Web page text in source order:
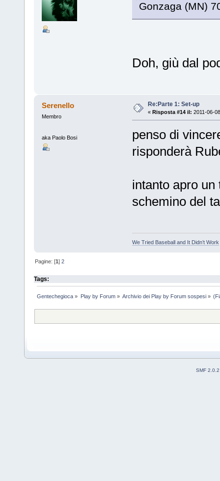
Gonzaga (MN)
Doh, giù dal
Serenello
Membro
aka Paolo Bosi
Re:Parte 1: Set-up
« Risposta #14 il: 2011-06-
penso di
risponderà
intanto apro
schemino del
We Tried Baseball and It Didn’t Work
Pagine: [1]2
Tags:
Gentechegioca » Play by Forum» Archivio dei Play by Forum sospesi»
SMF 2.0.2